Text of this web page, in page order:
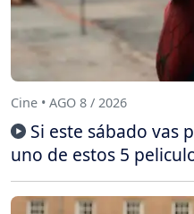
Cine • AGO 8 / 2026
Si este sábado vas
uno de estos 5